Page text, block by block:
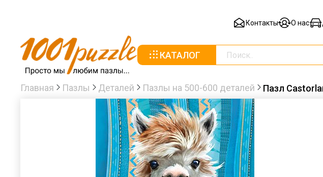
Контакты О нас
КАТАЛОГ
Главная Пазлы Деталей Пазлы на 500-600 деталей Пазл